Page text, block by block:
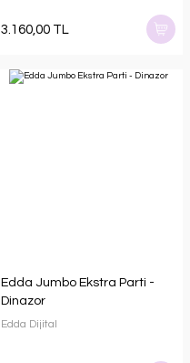
3.160,00 TL
Edda Jumbo Ekstra Parti -
Dinazor
Edda Dijital